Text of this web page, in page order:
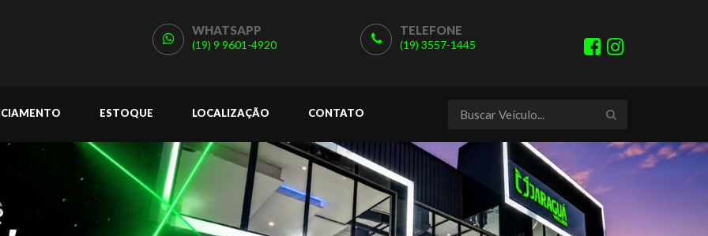
WHATSAPP
(19) 9 9601-4920
TELEFONE
(19) 3557-1445
ESTOQUE LOCALIZAÇÃO CONTATO